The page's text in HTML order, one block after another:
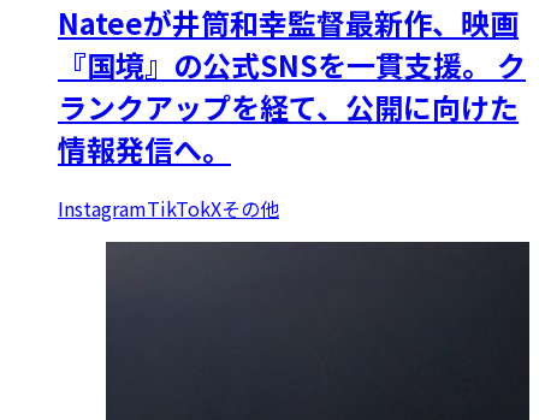
Nateeが井筒和幸監督最新作、映画
『国境』の公式SNSを一貫支援。 ク
ランクアップを経て、公開に向けた
情報発信へ。
InstagramTikTokXその他